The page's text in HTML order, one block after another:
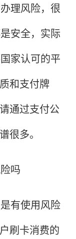
理风险，很
安全，实际
家认可的平
和支付牌
通过支付公
很多。
吗
有使用风险
刷卡消费的